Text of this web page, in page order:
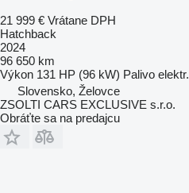
21 999 € Vrátane DPH
Hatchback
2024
96 650 km
Výkon 131 HP (96 kW) Palivo elektr.
Slovensko, Želovce
ZSOLTI CARS EXCLUSIVE s.r.o.
Obráťte sa na predajcu